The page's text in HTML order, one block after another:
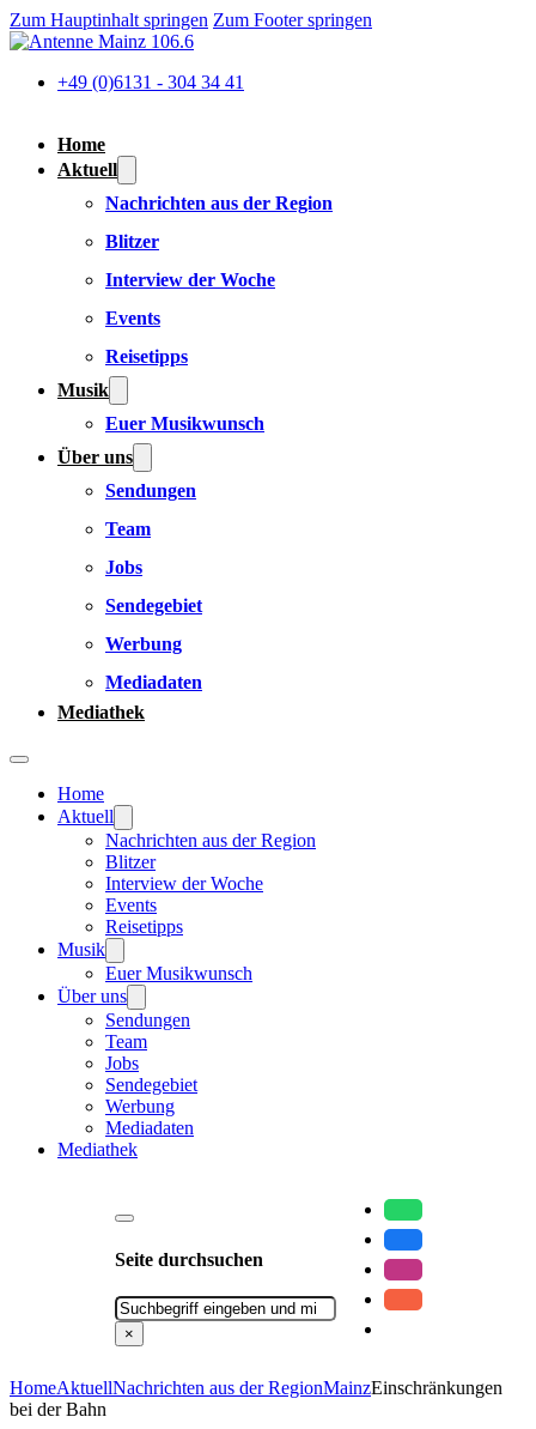
Zum Hauptinhalt springen Zum Footer springen
+49 (0)6131 - 304 34 41
Home
Aktuell
Nachrichten aus der Region
Blitzer
Interview der Woche
Events
Reisetipps
Musik
Euer Musikwunsch
Über uns
Sendungen
Team
Jobs
Sendegebiet
Werbung
Mediadaten
Mediathek
Home
Aktuell
Nachrichten aus der Region
Blitzer
Interview der Woche
Events
Reisetipps
Musik
Euer Musikwunsch
Über uns
Sendungen
Team
Jobs
Sendegebiet
Werbung
Mediadaten
Mediathek
Seite durchsuchen
Suchen
×
HomeAktuellNachrichten aus der RegionMainzEinschränkungen
bei der Bahn